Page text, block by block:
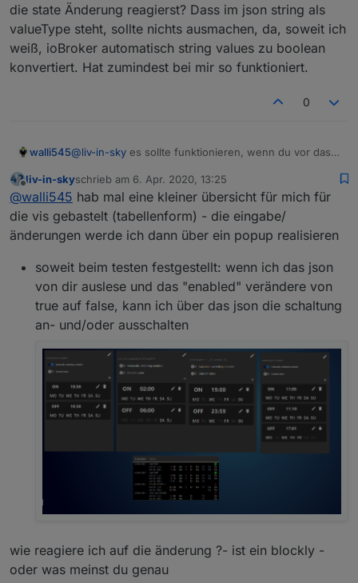
die state Änderung reagierst? Dass im json string als
valueType steht, sollte nichts ausmachen, da, soweit ich
weiß, ioBroker automatisch string values zu boolean
konvertiert. Hat zumindest bei mir so funktioniert.
0
walli545@liv-in-sky es sollte funktionieren, wenn du vor das
time-switch.0.schedule0
Offline
liv-in-skyschrieb am 6. Apr. 2020, 13:25
zuletzt editiert von
@walli545 hab mal eine kleiner übersicht für mich für
die vis gebastelt (tabellenform) - die eingabe/
änderungen werde ich dann über ein popup realisieren
soweit beim testen festgestellt: wenn ich das json
von dir auslese und das "enabled" verändere von
true auf false, kann ich über das json die schaltung
an- und/oder ausschalten
wie reagiere ich auf die änderung ?- ist ein blockly -
oder was meinst du genau